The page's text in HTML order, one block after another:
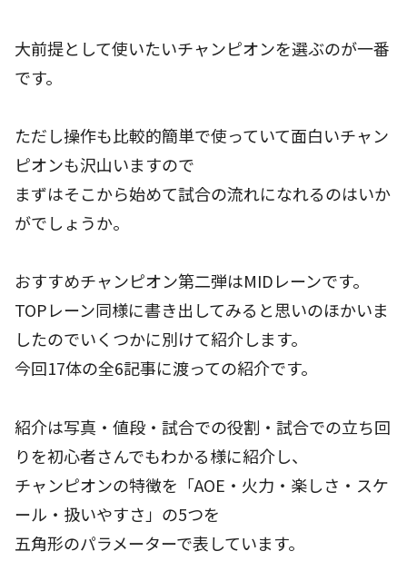
大前提として使いたいチャンピオンを選ぶのが一番
です。
ただし操作も比較的簡単で使っていて面白いチャン
ピオンも沢山いますので
まずはそこから始めて試合の流れになれるのはいか
がでしょうか。
おすすめチャンピオン第二弾はMIDレーンです。
TOPレーン同様に書き出してみると思いのほかいま
したのでいくつかに別けて紹介します。
今回17体の全6記事に渡っての紹介です。
紹介は写真・値段・試合での役割・試合での立ち回
りを初心者さんでもわかる様に紹介し、
チャンピオンの特徴を「AOE・火力・楽しさ・スケ
ール・扱いやすさ」の5つを
五角形のパラメーターで表しています。